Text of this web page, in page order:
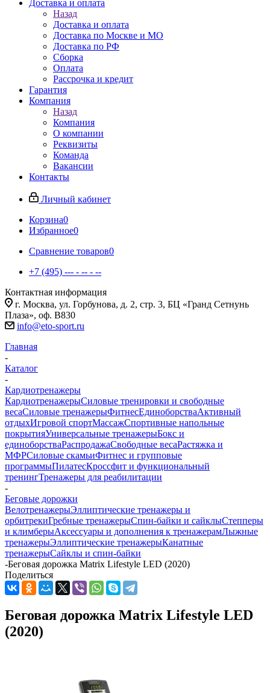
Доставка и оплата
Назад
Доставка и оплата
Доставка по Москве и МО
Доставка по РФ
Сборка
Оплата
Рассрочка и кредит
Гарантия
Компания
Назад
Компания
О компании
Реквизиты
Команда
Вакансии
Контакты
Личный кабинет
Корзина0
Избранное0
Сравнение товаров0
+7 (495) --- - -- - --
Контактная информация
г. Москва, ул. Горбунова, д. 2, стр. 3, БЦ «Гранд Сетнунь
Плаза», оф. В830
info@eto-sport.ru
Главная
-
Каталог
-
Кардиотренажеры
КардиотренажерыСиловые тренировки и свободные
весаСиловые тренажерыФитнесЕдиноборстваАктивный
отдыхИгровой спортМассажСпортивные напольные
покрытияУниверсальные тренажерыБокс и
единоборстваРаспродажаСвободные весаРастяжка и
МФРСиловые скамьиФитнес и групповые
программыПилатесКроссфит и функциональный
тренингТренажеры для реабилитации
-
Беговые дорожки
ВелотренажерыЭллиптические тренажеры и
орбитрекиГребные тренажерыСпин-байки и сайклыСтепперы
и климберыАксессуары и дополнения к тренажерамЛыжные
тренажерыЭллиптические тренажерыКанатные
тренажерыСайклы и спин-байки
-Беговая дорожка Matrix Lifestyle LED (2020)
Поделиться
Беговая дорожка Matrix Lifestyle LED
(2020)